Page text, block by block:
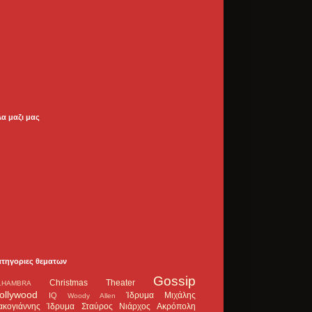
μαζι μας
θεματων
Christmas Theater Gossip
IQ Woody Allen
Ίδρυμα Μιχάλης
Ίδρυμα Σταύρος Νιάρχος Ακρόπολη